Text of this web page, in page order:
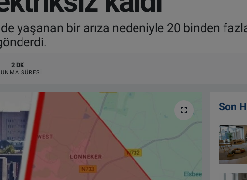
yaşanan bir arıza nedeniyle 20 binden
2 DK
SÜRESI
Son